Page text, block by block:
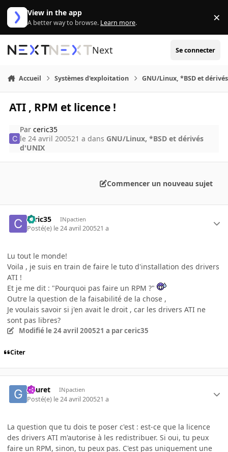
Aller au contenu
View in the app
A better way to browse. Learn more. ×
Next Se connecter
Accueil Systèmes d'exploitation GNU/Linux, *BSD et
ATI , RPM et licence !
Parceric35
le 24 avril 200521 a dans GNU/Linux, *BSD et dérivés
d'UNIX
Commencer un nouveau sujet
ceric35 INpactien
Posté(e) le 24 avril 200521 a
Lu tout le monde!
Voila , je suis en train de faire le tuto d'installation des drivers
ATI !
Et je me dit : "Pourquoi pas faire un RPM ?"
Outre la question de la faisabilité de la chose ,
Je voulais savoir si j'en avait le droit , car les drivers ATI ne
sont pas libres?
Modifié le 24 avril 200521 a par ceric35
Citer
gauret INpactien
Posté(e) le 24 avril 200521 a
La question que tu dois te poser c'est : est-ce que la licence
des drivers ATI m'autorise à les redistribuer. Si oui, tu peux
faire un RPM, sinon, tu peux pas. C'est pas uniquement une